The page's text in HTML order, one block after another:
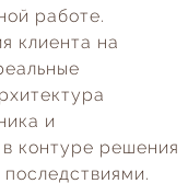
работе.
клиента на
и
контуре решения